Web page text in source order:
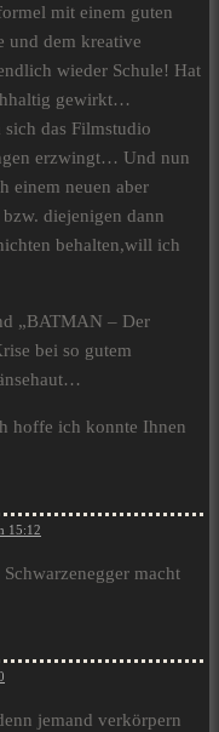
mit einem guten
und dem kreative
wieder Schule! Hat
gewirkt…
das Filmstudio
erzwingt… Und nun
einem neuen aber
diejenigen dann
behalten,will ich
„BATMAN – Der
bei so gutem
hoffe ich konnte Ihnen
15:12
macht
jemand verkörpern